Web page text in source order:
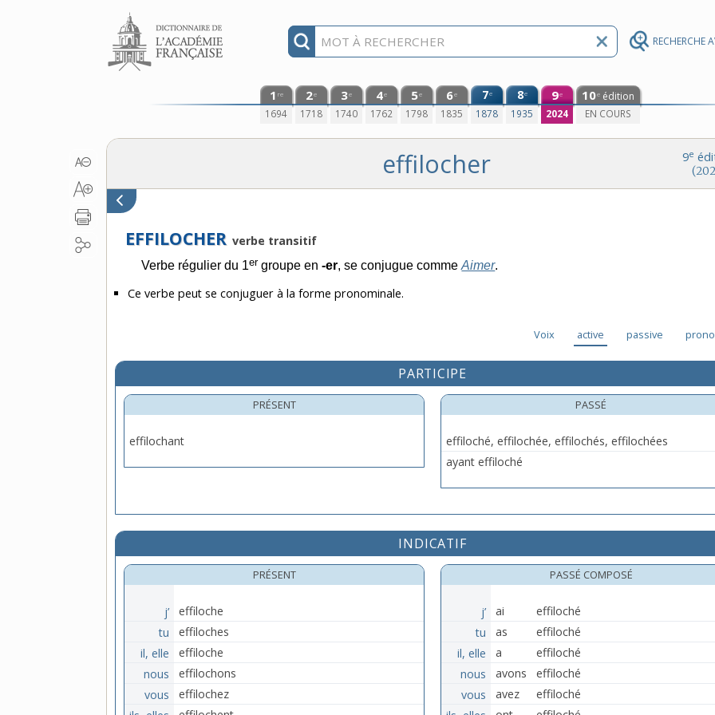
RECHERCHE
Aller au contenu
1 re
1694
2e
1718
3e
1740
4e
1762
5e
1798
6e
1835
7e
1878
8e
1935
9e
2024
10e édition
EN COURS
9e
effilocher
EFFILOCHER verbe transitif
Verbe régulier du 1ergroupe en-er, se conjugue commeAimer.
Ce verbe peut se conjuguer à la forme pronominale.
Voix active passive
PARTICIPE
PRÉSENT
effilochant
PASSÉ
effiloché, effilochée, effilochés, effilochées
ayant effiloché
INDICATIF
PRÉSENT
j’
effiloche
tu
effiloches
il, elle
effiloche
nous
effilochons
vous
effilochez
PASSÉ COMPOSÉ
j’ ai
effiloché
tu
as
effiloché
il, elle
a
effiloché
nous
avons
effiloché
vous
avez
effiloché